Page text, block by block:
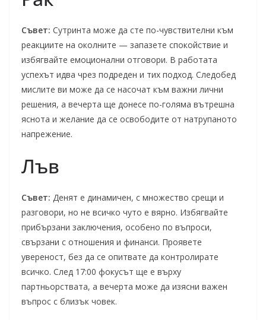
Съвет: Сутринта може да сте по-чувствителни към
реакциите на околните — запазете спокойствие и
избягвайте емоционални отговори. В работата
успехът идва чрез подреден и тих подход. Следобед
мислите ви може да се насочат към важни лични
решения, а вечерта ще донесе по-голяма вътрешна
яснота и желание да се освободите от натрупаното
напрежение.
Лъв
Съвет: Денят е динамичен, с множество срещи и
разговори, но не всичко чуто е вярно. Избягвайте
прибързани заключения, особено по въпроси,
свързани с отношения и финанси. Проявете
увереност, без да се опитвате да контролирате
всичко. След 17:00 фокусът ще е върху
партньорствата, а вечерта може да изясни важен
въпрос с близък човек.